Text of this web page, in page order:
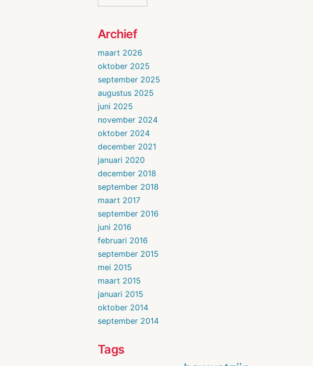
Archief
maart 2026
oktober 2025
september 2025
augustus 2025
juni 2025
november 2024
oktober 2024
december 2021
januari 2020
december 2018
september 2018
maart 2017
september 2016
juni 2016
februari 2016
september 2015
mei 2015
maart 2015
januari 2015
oktober 2014
september 2014
Tags